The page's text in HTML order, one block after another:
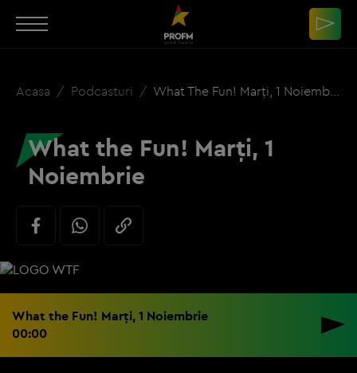
Acasa Podcasturi What The Fun! Marți, 1 Noiembrie
What the Fun! Marți, 1
Noiembrie
What the Fun! Marți, 1 Noiembrie
00:00